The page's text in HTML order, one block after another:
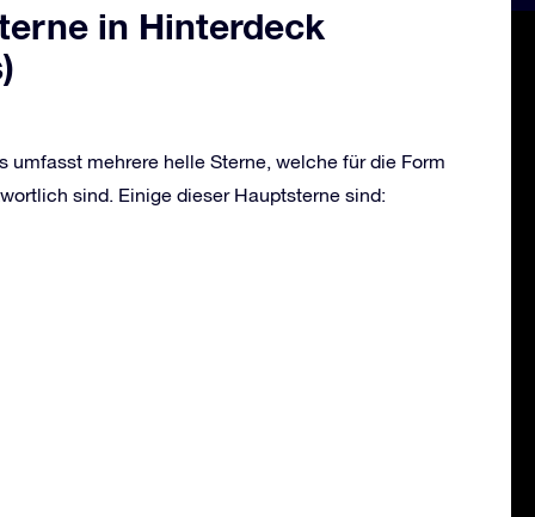
in Hinterdeck
umfasst mehrere helle Sterne, welche für die Form
sind. Einige dieser Hauptsterne sind: